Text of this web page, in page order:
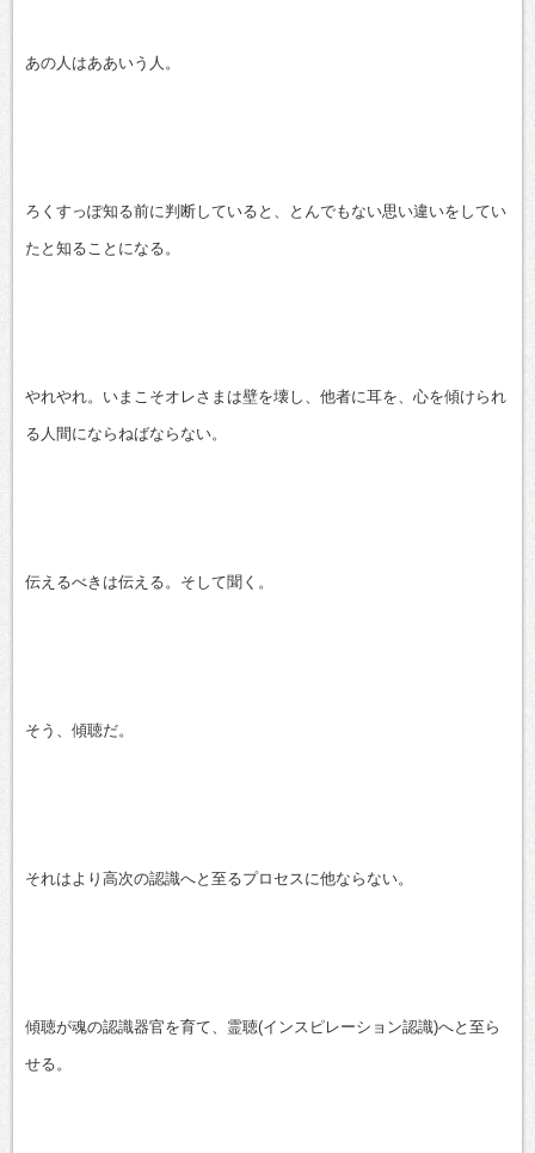
あの人はああいう人。
ろくすっぽ知る前に判断していると、とんでもない思い違いをしてい
たと知ることになる。
やれやれ。いまこそオレさまは壁を壊し、他者に耳を、心を傾けられ
る人間にならねばならない。
伝えるべきは伝える。そして聞く。
そう、傾聴だ。
それはより高次の認識へと至るプロセスに他ならない。
傾聴が魂の認識器官を育て、霊聴(インスピレーション認識)へと至ら
せる。